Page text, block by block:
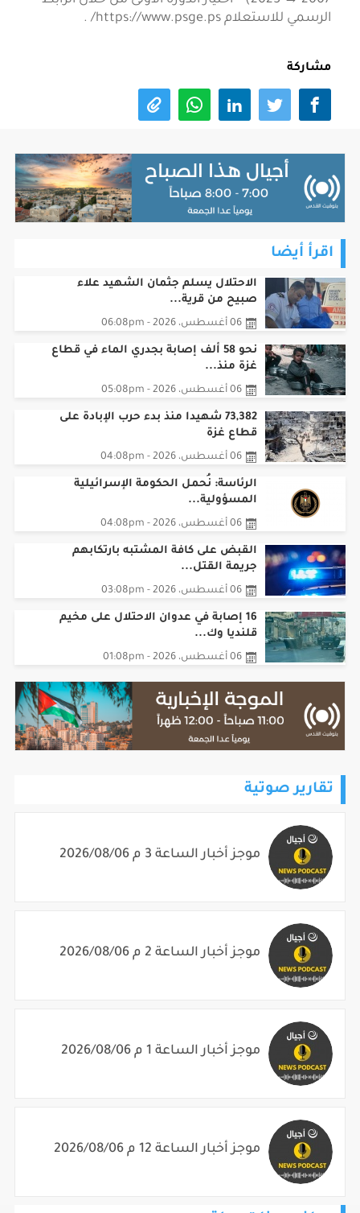
الرسمي للاستعلام https://www.psge.ps/ .
مشاركة
اقرأ أيضا
الاحتلال يسلم جثمان الشهيد علاء
صبيح من قرية...
06 أغسطس، 2026 - 06:08pm
نحو 58 ألف إصابة بجدري الماء في قطاع
غزة منذ...
06 أغسطس، 2026 - 05:08pm
73,382 شهيدا منذ بدء حرب الإبادة على
قطاع غزة
06 أغسطس، 2026 - 04:08pm
الرئاسة: نُحمل الحكومة الإسرائيلية
المسؤولية...
06 أغسطس، 2026 - 04:08pm
القبض على كافة المشتبه بارتكابهم
جريمة القتل...
06 أغسطس، 2026 - 03:08pm
16 إصابة في عدوان الاحتلال على مخيم
قلنديا وك...
06 أغسطس، 2026 - 01:08pm
تقارير صوتية
موجز أخبار الساعة 3 م 2026/08/06
موجز أخبار الساعة 2 م 2026/08/06
موجز أخبار الساعة 1 م 2026/08/06
موجز أخبار الساعة 12 م 2026/08/06